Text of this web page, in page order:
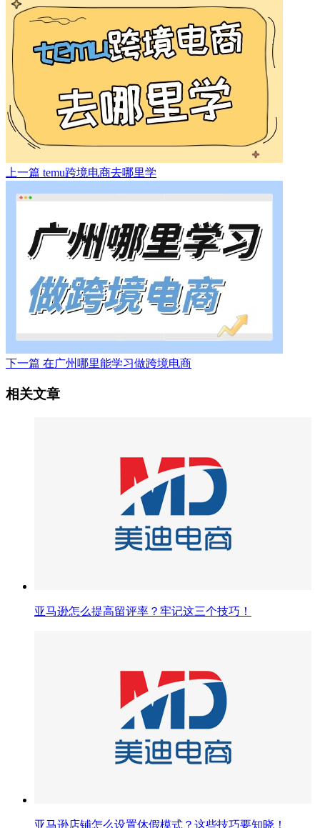
上一篇 temu跨境电商去哪里学
下一篇 在广州哪里能学习做跨境电商
相关文章
亚马逊怎么提高留评率？牢记这三个技巧！
亚马逊店铺怎么设置休假模式？这些技巧要知晓！